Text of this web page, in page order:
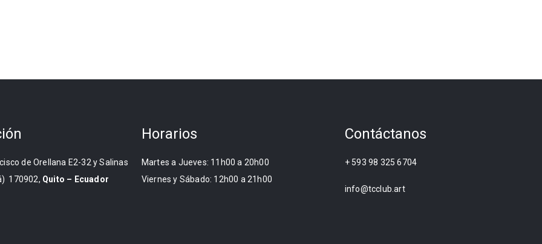
de Orellana E2-32 y Salinas
170902, Quito – Ecuador
Horarios
Martes a Jueves: 11h00 a 20h00
Viernes y Sábado: 12h00 a 21h00
Contáctanos
+ 593 98 325 6704
info@tcclub.art